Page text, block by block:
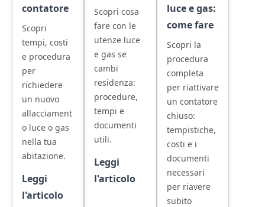
contatore
Scopri
tempi, costi
e procedura
per
richiedere
un nuovo
allacciament
o luce o gas
nella tua
abitazione.
Leggi
l'articolo
Scopri cosa
fare con le
utenze luce
e gas se
cambi
residenza:
procedure,
tempi e
documenti
utili.
Leggi
l'articolo
luce e gas:
come fare
Scopri la
procedura
completa
per riattivare
un contatore
chiuso:
tempistiche,
costi e i
documenti
necessari
per riavere
subito